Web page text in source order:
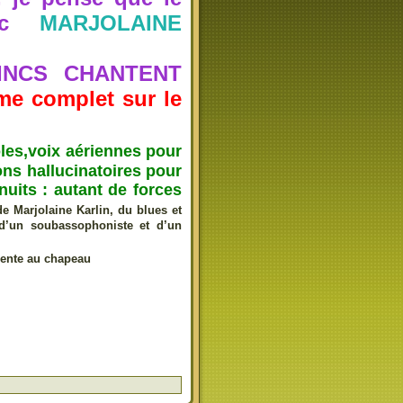
MARJOLAINE
CHANTENT
complet sur le
aériennes pour
hallucinatoires pour
: autant de forces
Marjolaine Karlin, du blues et
soubassophoniste et d’un
au chapeau